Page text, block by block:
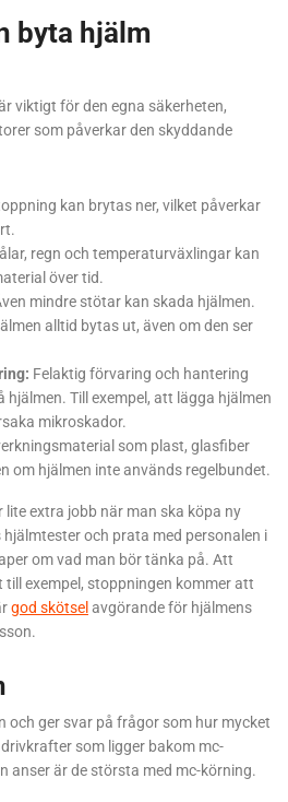
byta hjälm
viktigt för den egna säkerheten,
som påverkar den skyddande
kan brytas ner, vilket påverkar
regn och temperaturväxlingar kan
över tid.
mindre stötar kan skada hjälmen.
alltid bytas ut, även om den ser
Felaktig förvaring och hantering
hjälmen. Till exempel, att lägga hjälmen
mikroskador.
som plast, glasfiber
om hjälmen inte används regelbundet.
extra jobb när man ska köpa ny
hjälmtester och prata med personalen i
om vad man bör tänka på. Att
exempel, stoppningen kommer att
god skötsel avgörande för hjälmens
och ger svar på frågor som hur mycket
som ligger bakom mc-
anser är de största med mc-körning.